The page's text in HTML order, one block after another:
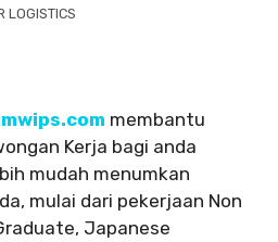
LOGISTICS
membantu
Kerja bagi anda
mudah menumkan
mulai dari pekerjaan Non
Japanese